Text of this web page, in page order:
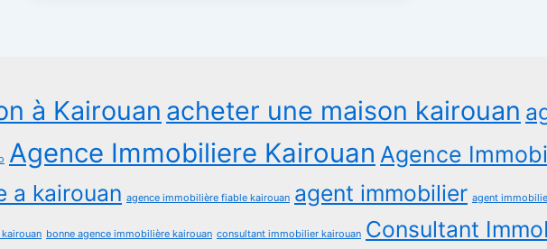
à Kairouan acheter une maison kairouan
Agence Immobiliere Kairouan Agence
a kairouan agence immobilière fiable kairouan agent immobilier agent
bonne agence immobilière kairouan consultant immobilier kairouan Consultant